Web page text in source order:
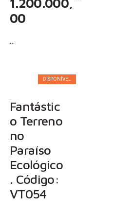
00
…
DISPONÍVEL
Fantástic
o Terreno
no
Paraíso
Ecológico
. Código:
VT054